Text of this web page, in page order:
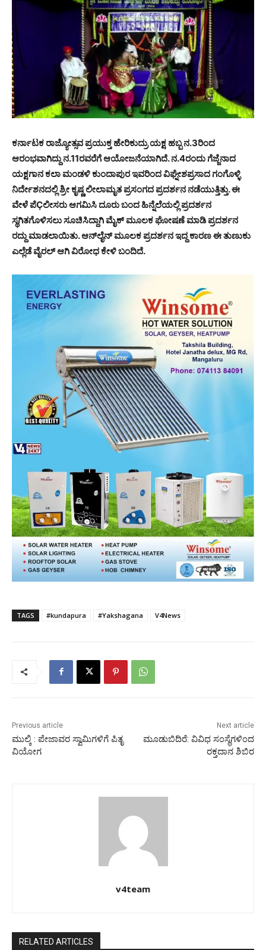
ಕರ್ನಾಟಕ ರಾಜ್ಯೋತ್ಸವ ಪ್ರಯುಕ್ತ ಹೇರಿಕುದ್ರು ಯಕ್ಷ ಹಬ್ಬ ನ.3ರಿಂದ
ಆರಂಭವಾಗಿದ್ದು ನ.11ರವರೆಗೆ ಆಯೋಜನೆಯಾಗಿದೆ. ನ.4ರಂದು ಗೆಜ್ಜೆನಾದ
ಯಕ್ಷಗಾನ ಕಲಾ ಮಂಡಳಿ ಕುಂದಾಪುರ ಇವರಿಂದ ವಿಘ್ನೇಶಪ್ರಸಾದ ಗಂಗೊಳ್ಳಿ
ನಿರ್ದೇಶನದಲ್ಲಿ ಶ್ರೀ ಕೃಷ್ಣ ಲೀಲಾಮೃತ ಪ್ರಸಂಗದ ಪ್ರದರ್ಶನ ನಡೆಯುತ್ತಿತ್ತು. ಈ
ವೇಳೆ ಪೆÇಲೀಸರು ಆಗಮಿಸಿ ದೂರು ಬಂದ ಹಿನ್ನೆಲೆಯಲ್ಲಿ ಪ್ರದರ್ಶನ
ಸ್ಥಗಿತಗೊಳಿಸಲು ಸೂಚಿಸಿದ್ದಾಗಿ ಮೈಕ್ ಮೂಲಕ ಘೋಷಣೆ ಮಾಡಿ ಪ್ರದರ್ಶನ
ರದ್ದು ಮಾಡಲಾಯಿತು. ಆನ್‍ಲೈನ್ ಮೂಲಕ ಪ್ರದರ್ಶನ ಇದ್ದ ಕಾರಣ ಈ ತುಣುಕು
ಎಲ್ಲೆಡೆ ವೈರಲ್ ಆಗಿ ವಿರೋಧ ಕೇಳಿ ಬಂದಿದೆ.
TAGS #kundapura #Yakshagana V4News
Previous article
ಮುಲ್ಕಿ : ಪೇಜಾವರ ಸ್ವಾಮಿಗಳಿಗೆ ಪಿತೃ
ವಿಯೋಗ
Next article
ಮೂಡುಬಿದಿರೆ: ವಿವಿಧ ಸಂಸ್ಥೆಗಳಿಂದ
ರಕ್ತದಾನ ಶಿಬಿರ
v4team
RELATED ARTICLES